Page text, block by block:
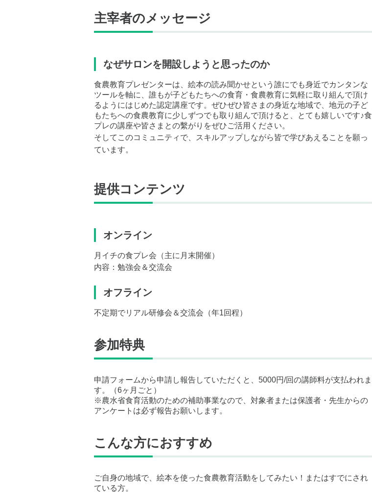
主宰者のメッセージ
なぜサロンを開設しようと思ったのか
食農教育プレゼンターは、絵本の読み聞かせという誰にでも身近でカンタンな
ツールを軸に、誰もが子どもたちへの食育・食農教育に気軽に取り組んで頂け
るようにはじめた認定講座です。ぜひぜひ皆さまの身近な地域で、地元の子ど
もたちへの食農教育に少しずつでも取り組んで頂けると、とても嬉しいです♪食
プレの講座や皆さまとの繫がりをぜひご活用ください。
そしてこのコミュニティで、スキルアップしながら皆で学びあえることを願っ
ています。
提供コンテンツ
オンライン
月イチの食プレ会（主に月末開催）
内容：勉強会＆交流会
オフライン
不定期でリアル研修会＆交流会（年1回程）
参加特典
申請フォームから申請し報告していただくと、5000円/回の講師料が支払われま
す。（6ヶ月ごと）
※農水省食育活動のための補助事業なので、対象者または保護者・先生からの
アンケートは必ず報告お願いします。
こんな方におすすめ
ご自身の地域で、絵本を使った食農教育活動をしてみたい！またはすでにされ
ている方。